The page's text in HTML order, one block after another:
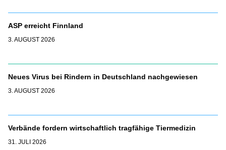
ASP erreicht Finnland
3. AUGUST 2026
Neues Virus bei Rindern in Deutschland nachgewiesen
3. AUGUST 2026
Verbände fordern wirtschaftlich tragfähige Tiermedizin
31. JULI 2026